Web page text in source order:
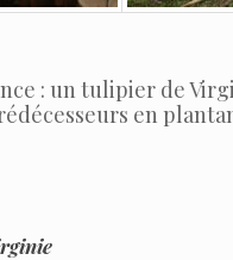
: un tulipier de
en